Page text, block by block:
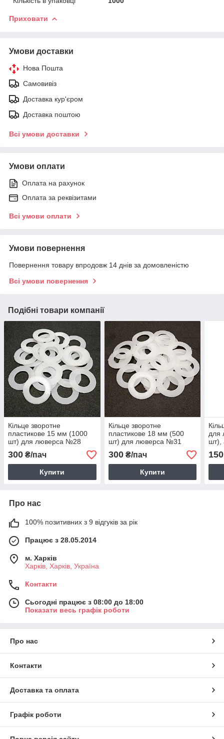
Приховати
Умови доставки
Нова Пошта
Самовивіз
Доставка кур'єром
Доставка поштою
Всі умови доставки
Умови оплати
Оплата на рахунок
Оплата за реквізитами
Всі умови оплати
Умови повернення
Повернення товару впродовж 14 днів за домовленістю
Всі умови повернення
Подібні товари компанії
Кільце зворотне
пластикове 15 мм (1000
шт) для люверса №28
300 ₴/пач
Купити
Кільце зворотне
пластикове 18 мм (500
шт) для люверса №31
300₴/пач
Купити
для
шт),
150
Про нас
100% позитивних з 9 відгуків за рік
Працює з 28.05.2014
м. Харків
Харків, Харків, Україна
Контакти
Сьогодні працює з 08:00 до 18:00
Показати весь графік роботи
Про нас
Контакти
Доставка та оплата
Графік роботи